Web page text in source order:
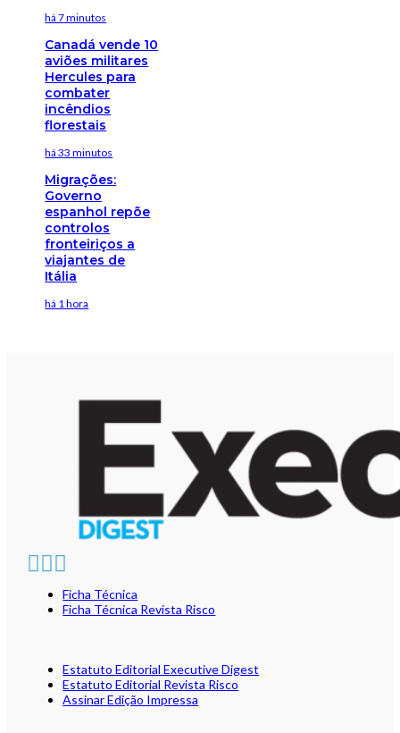
há 7 minutos
Canadá vende 10
aviões militares
Hercules para
combater
incêndios
florestais
há 33 minutos
Migrações:
Governo
espanhol repõe
controlos
fronteiriços a
viajantes de
Itália
há 1 hora
Ficha Técnica
Ficha Técnica Revista Risco
Estatuto Editorial Executive Digest
Estatuto Editorial Revista Risco
Assinar Edição Impressa